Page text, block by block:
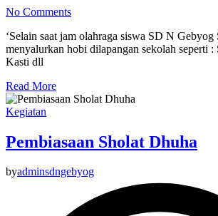
No Comments
‘Selain saat jam olahraga siswa SD N Gebyog
menyalurkan hobi dilapangan sekolah seperti
Kasti dll
Read More
Kegiatan
Pembiasaan Sholat Dhuha
byadminsdngebyog